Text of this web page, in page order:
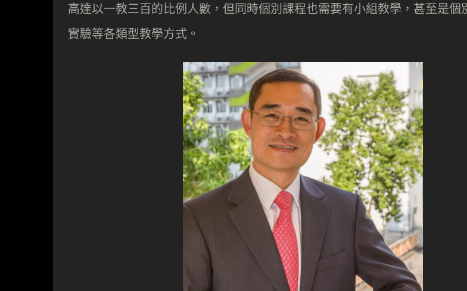
高達以一教三百的比例人數，但同時個別課程也需要有小組教學，甚至是個
實驗等各類型教學方式。